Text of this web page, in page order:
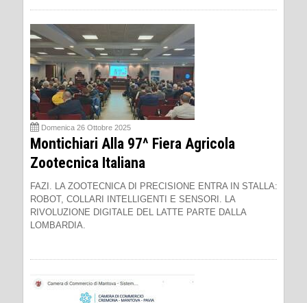
Domenica 26 Ottobre 2025
Montichiari Alla 97^ Fiera Agricola
Zootecnica Italiana
FAZI. LA ZOOTECNICA DI PRECISIONE ENTRA IN STALLA:
ROBOT, COLLARI INTELLIGENTI E SENSORI. LA
RIVOLUZIONE DIGITALE DEL LATTE PARTE DALLA
LOMBARDIA.